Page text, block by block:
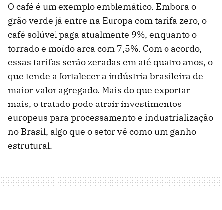
O café é um exemplo emblemático. Embora o
grão verde já entre na Europa com tarifa zero, o
café solúvel paga atualmente 9%, enquanto o
torrado e moído arca com 7,5%. Com o acordo,
essas tarifas serão zeradas em até quatro anos, o
que tende a fortalecer a indústria brasileira de
maior valor agregado. Mais do que exportar
mais, o tratado pode atrair investimentos
europeus para processamento e industrialização
no Brasil, algo que o setor vê como um ganho
estrutural.